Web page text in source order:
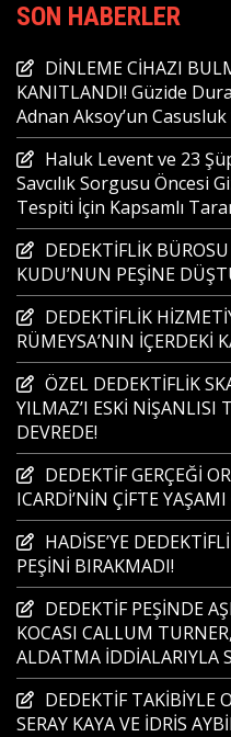
SON HABERLER
DİNLEME CİHAZI
KANITLANDI! Güzide
Adnan Aksoy’un Casusluk
Haluk Levent ve 23
Savcılık Sorgusu Öncesi
Tespiti İçin Kapsamlı
DEDEKTİFLİK
KUDU’NUN PEŞİNE
DEDEKTİFLİK
RÜMEYSA’NIN İÇERDEKİ
ÖZEL DEDEKTİFLİK
YILMAZ’I ESKİ NİŞANLISI
DEVREDE!
DEDEKTİF GERÇEĞİ
ICARDİ’NİN ÇİFTE
HADİSE’YE
PEŞİNİ BIRAKMADI!
DEDEKTİF PEŞİNDE
KOCASI CALLUM
ALDATMA İDDİALARIYLA
DEDEKTİF TAKİBİYLE
SERAY KAYA VE İDRİS